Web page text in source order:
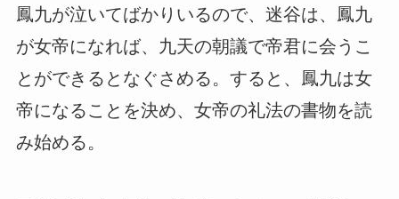
鳳九が泣いてばかりいるので、迷谷は、鳳九
が女帝になれば、九天の朝議で帝君に会うこ
とができるとなぐさめる。すると、鳳九は女
帝になることを決め、女帝の礼法の書物を読
み始める。